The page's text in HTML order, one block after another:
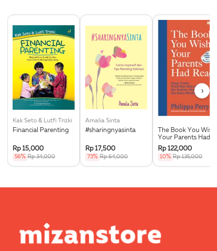
Kak Seto & Lutfi Trizki
Financial Parenting
Rp 15,000
56% Rp 34,000
Amalia Sinta
#sharingnyasinta
Rp 17,500
73% Rp 64,000
The Book You Wish
Your Parents Had
Read
Rp 122,000
10% Rp 135,000
›